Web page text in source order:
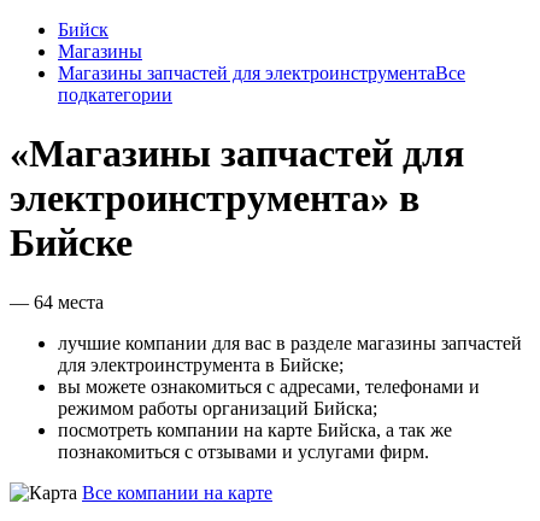
Бийск
Магазины
Магазины запчастей для электроинструментаВсе
подкатегории
«Магазины запчастей для
электроинструмента» в
Бийске
— 64 места
лучшие компании для вас в разделе магазины запчастей
для электроинструмента в Бийске;
вы можете ознакомиться с адресами, телефонами и
режимом работы организаций Бийска;
посмотреть компании на карте Бийска, а так же
познакомиться с отзывами и услугами фирм.
Все компании на карте